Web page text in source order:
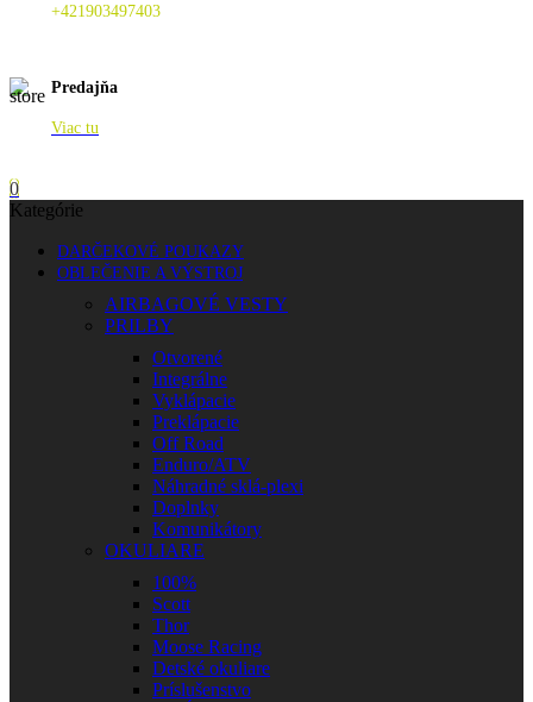
+421903497403
Predajňa
Viac tu
0
Kategórie
DARČEKOVÉ POUKAZY
OBLEČENIE A VÝSTROJ
AIRBAGOVÉ VESTY
PRILBY
Otvorené
Integrálne
Vyklápacie
Preklápacie
Off Road
Enduro/ATV
Náhradné sklá-plexi
Doplnky
Komunikátory
OKULIARE
100%
Scott
Thor
Moose Racing
Detské okuliare
Príslušenstvo